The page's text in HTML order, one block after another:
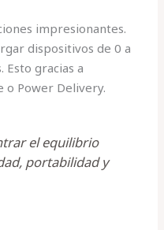
impresionantes.
dispositivos de 0 a
Esto gracias a
o Power Delivery.
el equilibrio
portabilidad y